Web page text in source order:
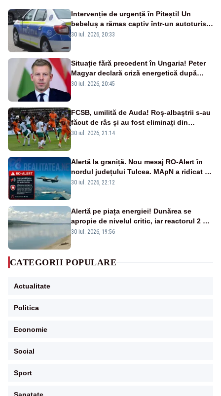
Intervenție de urgență în Pitești! Un
bebeluș a rămas captiv într-un autoturism
din cauza unei defecțiuni
30 iul. 2026, 20:33
Situație fără precedent în Ungaria! Peter
Magyar declară criză energetică după
oprirea centralei de la Paks
30 iul. 2026, 20:45
FCSB, umilită de Auda! Roș-albaștrii s-au
făcut de râs și au fost eliminați din
Conference League
30 iul. 2026, 21:14
Alertă la graniță. Nou mesaj RO-Alert în
nordul județului Tulcea. MApN a ridicat de
la sol două avioane F-16
30 iul. 2026, 22:12
Alertă pe piața energiei! Dunărea se
apropie de nivelul critic, iar reactorul 2 de
la Cernavodă ar putea fi oprit
30 iul. 2026, 19:56
CATEGORII POPULARE
Actualitate
Politica
Economie
Social
Sport
Sanatate